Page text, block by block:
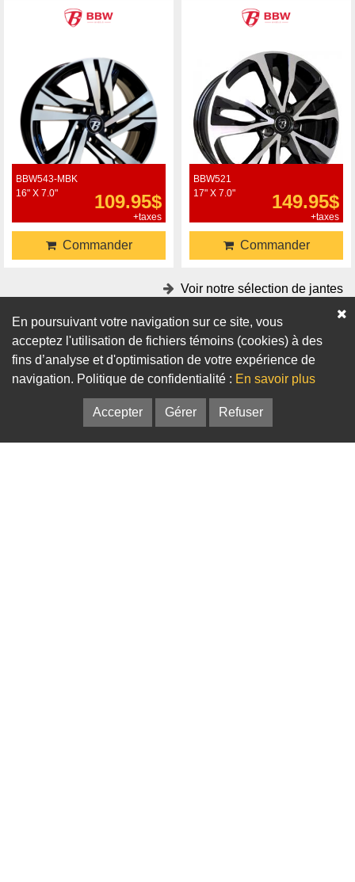
BBW543-MBK
16" X 7.0"
109.95$
+taxes
Commander
BBW521
17" X 7.0"
149.95$
+taxes
Commander
Voir notre sélection de jantes
Accessoires
Adaptateurs Bagues de centrage
En poursuivant votre navigation sur ce site, vous
acceptez l'utilisation de fichiers témoins (cookies) à des
fins d’analyse et d'optimisation de votre expérience de
navigation. Politique de confidentialité : En savoir plus
Accepter Gérer Refuser